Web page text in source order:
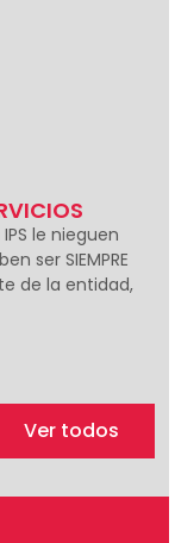
le nieguen
ser SIEMPRE
de la entidad,
Ver todos